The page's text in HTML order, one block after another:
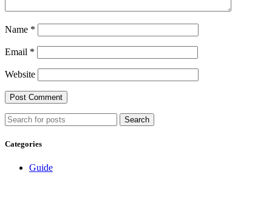
Name *
Email *
Website
Search
Categories
Guide